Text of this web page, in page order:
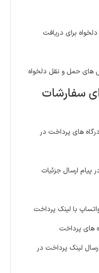
برای دریافت
های حمل و نقل دلخواه
سفارشات
های پرداخت در
پیام ارسال جزئیات
با لینک پرداخت
های پرداخت
لینک پرداخت در